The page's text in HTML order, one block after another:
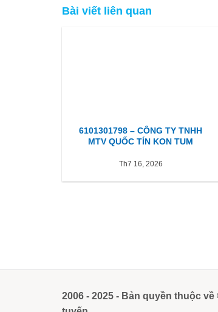
Bài viết liên quan
6101301798 – CÔNG TY TNHH
MTV QUỐC TÍN KON TUM
Th7 16, 2026
2006 - 2025 - Bản quyền thuộc